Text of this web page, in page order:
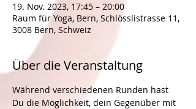
19. Nov. 2023, 17:45 – 20:00
Raum für Yoga, Bern, Schlösslistrasse 11,
3008 Bern, Schweiz
Über die Veranstaltung
Während verschiedenen Runden hast
Du die Möglichkeit, dein Gegenüber mit